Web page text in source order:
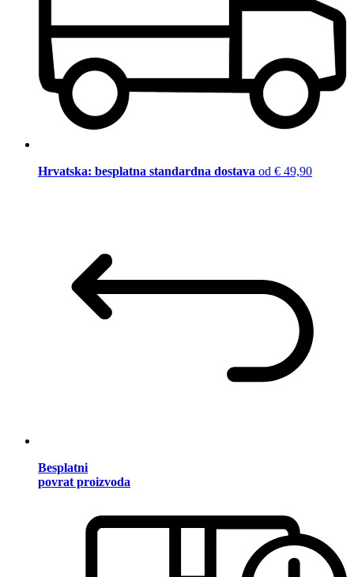
Hrvatska: besplatna standardna dostava od € 49,90
Besplatni
povrat proizvoda